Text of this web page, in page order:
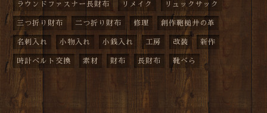
ラウンドファスナー長財布 リメイク リュックサック
三つ折り財布 二つ折り財布 修理 創作鞄槌井の革
名刺入れ 小物入れ 小銭入れ 工房 改装 新作
時計ベルト交換 素材 財布 長財布 靴べら